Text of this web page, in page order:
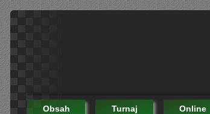
Obsah Turnaj Online